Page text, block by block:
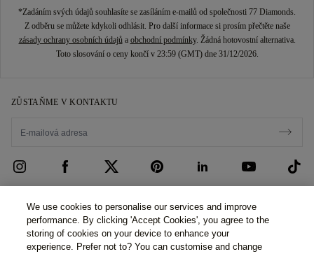
*Zadáním svých údajů souhlasíte se zasíláním e-mailů od společnosti 77 Diamonds.
Z odběru se můžete kdykoli odhlásit. Pro další informace si prosím přečtěte naše
zásady ochrany osobních údajů a obchodní podmínky. Žádná hotovostní alternativa.
Toto slosování o ceny končí v 23:59 (GMT) dne 31/12/2026.
ZŮSTAŇME V KONTAKTU
PÉČE O ZÁKAZNÍKY
Kontaktujte nás
Rezervovat schůzku
O NÁS
Náš Příběh
We use cookies to personalise our services and improve
performance. By clicking 'Accept Cookies', you agree to the
storing of cookies on your device to enhance your
experience. Prefer not to? You can customise and change